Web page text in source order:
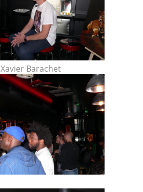
Xavier Barachet